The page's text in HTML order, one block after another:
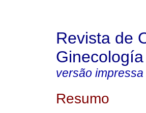
Revista de
versão impressa
Resumo